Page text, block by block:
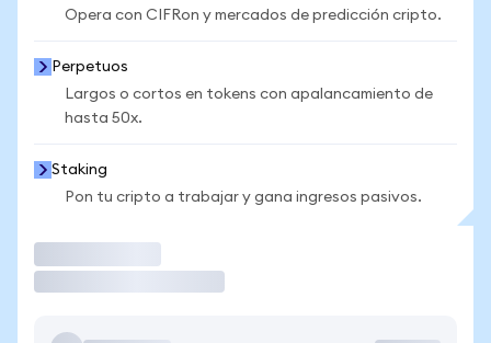
Opera con CIFRon y mercados de predicción cripto.
Perpetuos
Largos o cortos en tokens con apalancamiento de
hasta 50x.
Staking
Pon tu cripto a trabajar y gana ingresos pasivos.